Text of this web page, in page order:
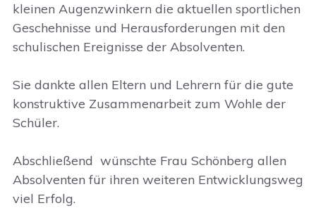
kleinen Augenzwinkern die aktuellen sportlichen
Geschehnisse und Herausforderungen mit den
schulischen Ereignisse der Absolventen.
Sie dankte allen Eltern und Lehrern für die gute
konstruktive Zusammenarbeit zum Wohle der
Schüler.
Abschließend wünschte Frau Schönberg allen
Absolventen für ihren weiteren Entwicklungsweg
viel Erfolg.